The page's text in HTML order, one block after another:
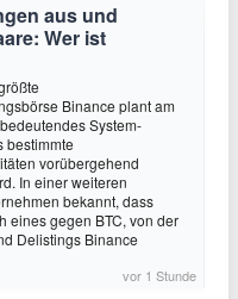
aus und
Wer ist
Binance plant am
System-
bestimmte
vorübergehend
In einer weiteren
bekannt, dass
eines gegen BTC, von der
Delistings Binance
vor 1 Stunde